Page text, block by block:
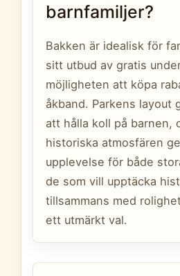
barnfamiljer?
Bakken är idealisk för
sitt utbud av gratis
möjligheten att köpa
åkband. Parkens layout
att hålla koll på barnen,
historiska atmosfären
upplevelse för både
de som vill upptäcka
tillsammans med
ett utmärkt val.